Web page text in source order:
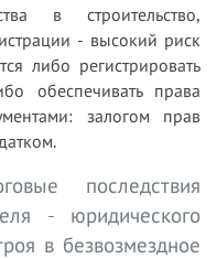
в строительство,
- высокий риск
либо регистрировать
обеспечивать права
залогом прав
последствия
- юридического
в безвозмездное